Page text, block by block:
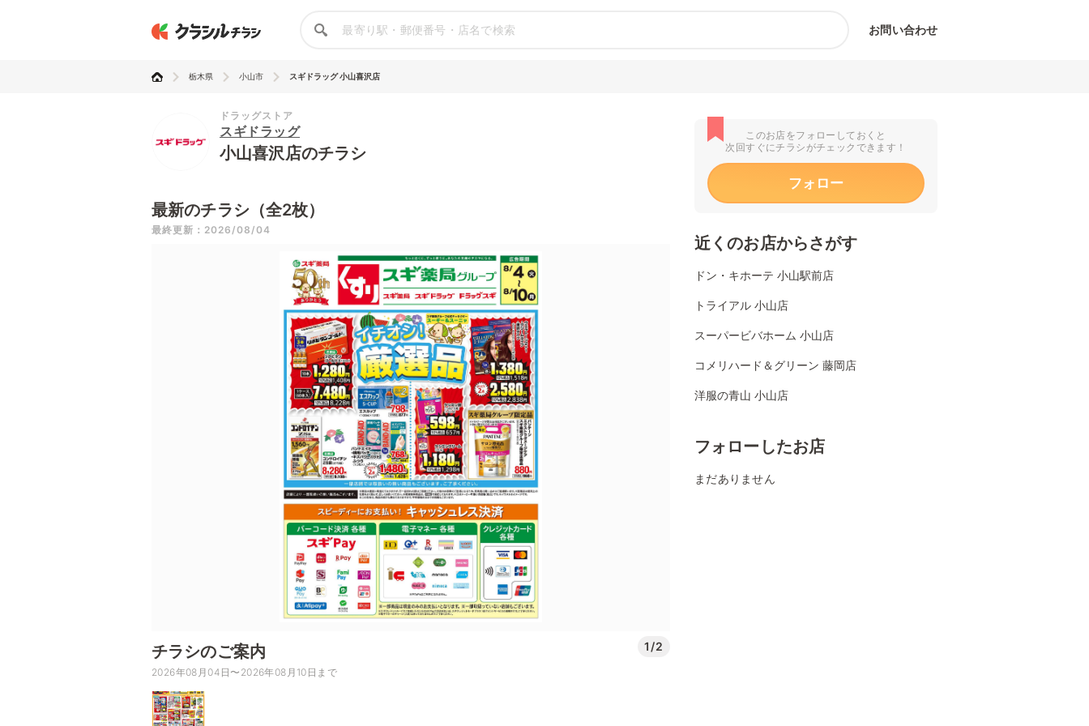
お問い合わせ
栃木県 小山市 スギドラッグ 小山喜沢店
ドラッグストア
スギドラッグ
小山喜沢店のチラシ
最新のチラシ（全2枚）
最終更新：2026/08/04
チラシのご案内 1/2
2026年08月04日〜2026年08月10日まで
このお店をフォローしておくと
次回すぐにチラシがチェックできます！
フォロー
近くのお店からさがす
ドン・キホーテ 小山駅前店
トライアル 小山店
スーパービバホーム 小山店
コメリハード＆グリーン 藤岡店
洋服の青山 小山店
フォローしたお店
まだありません